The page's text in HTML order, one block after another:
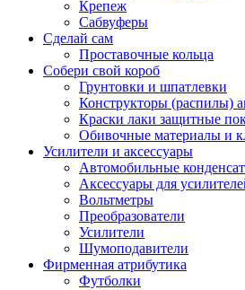
Крепеж
Сабвуферы
Сделай сам
Проставочные кольца
Собери свой короб
Грунтовки и шпатлевки
Конструкторы (распилы)
Краски лаки защитные
Обивочные материалы и
Усилители и аксессуары
Автомобильные
Аксессуары для
Вольтметры
Преобразователи
Усилители
Шумоподавители
Фирменная атрибутика
Футболки